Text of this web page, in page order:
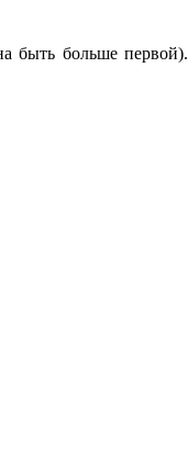
быть больше первой).